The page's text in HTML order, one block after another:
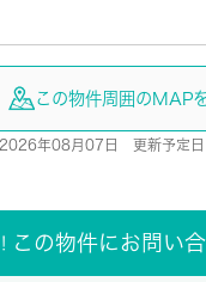
この物件周囲のMAP
2026年08月07日 更新予定
この物件にお問い